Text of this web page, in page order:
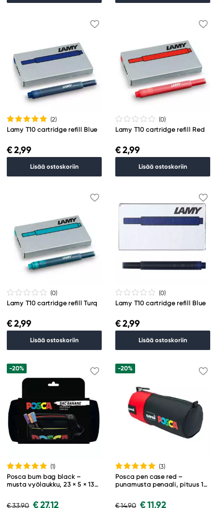
(2)
Lamy T10 cartridge refill Blue
€ 2,99
Lisää ostoskoriin
(0)
Lamy T10 cartridge refill Red
€ 2,99
Lisää ostoskoriin
(0)
Lamy T10 cartridge refill Turq
€ 2,99
Lisää ostoskoriin
(0)
Lamy T10 cartridge refill Blue
€ 2,99
Lisää ostoskoriin
-20%
(1)
Posca bum bag black –
musta vyölaukku, 23 × 5 × 13
€ 33,90 € 27,12
-20%
(3)
Posca pen case red –
punamusta penaali, pituus 19
€ 14,90 € 11,92